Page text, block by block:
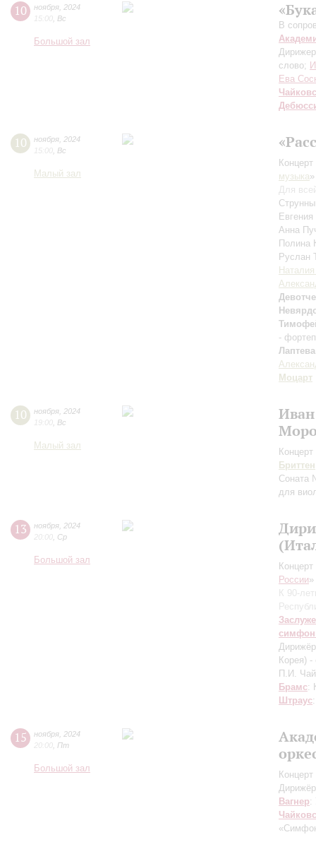
10 ноября 2024
15:00 Вс
Большой зал
В
слово;
Ева
10 ноября 2024
15:00 Вс
Малый зал
музыка»
Для
Анна
Полина
Руслан
-
Лаптева
Моцарт
10 ноября 2024
19:00 Вс
Малый зал
Бриттен
Соната
для
13 ноября 2024
20:00 Ср
Большой зал
России»
К 90-
Корея)
П.И.
Брамс:
Штраус
15 ноября 2024
20:00 Пт
Большой зал
Вагнер: